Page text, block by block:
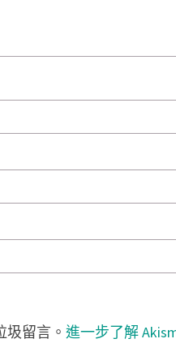
留言。 進一步了解